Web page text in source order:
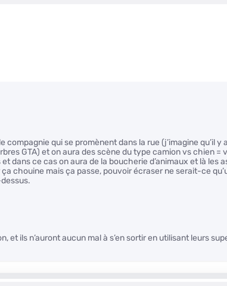
compagnie qui se promènent dans la rue (j’imagine qu’il
GTA) et on aura des scène du type camion vs chien =
dans ce cas on aura de la boucherie d’animaux et là les
chouine mais ça passe, pouvoir écraser ne serait-ce
et ils n’auront aucun mal à s’en sortir en utilisant leurs